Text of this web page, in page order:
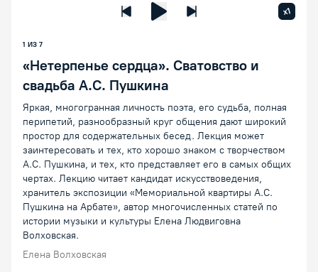
Предыдущая лекцияСледующая лекция
x1
1 ИЗ 7
«Нетерпенье сердца». Сватовство и
свадьба А.С. Пушкина
Яркая, многогранная личность поэта, его судьба, полная
перипетий, разнообразный круг общения дают широкий
простор для содержательных бесед. Лекция может
заинтересовать и тех, кто хорошо знаком с творчеством
А.С. Пушкина, и тех, кто представляет его в самых общих
чертах. Лекцию читает кандидат искусствоведения,
хранитель экспозиции «Мемориальной квартиры А.С.
Пушкина на Арбате», автор многочисленных статей по
истории музыки и культуры Елена Людвиговна
Волховская.
Елена Волховская